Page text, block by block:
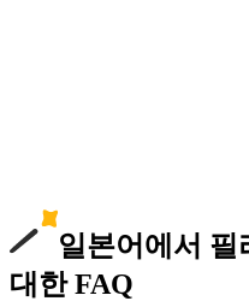
일본어에서 필
대한 FAQ